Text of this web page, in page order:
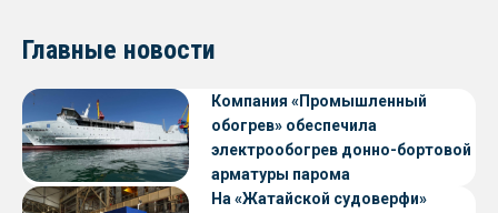
Главные новости
Компания «Промышленный
обогрев» обеспечила
электрообогрев донно-бортовой
арматуры парома
«Петропавловск» проекта CNF22
На «Жатайской судоверфи»